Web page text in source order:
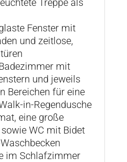
Treppe als
Fenster mit
und zeitlose,
mit
und jeweils
Bereichen für eine
in-Regendusche
eine große
WC mit Bidet
im Schlafzimmer